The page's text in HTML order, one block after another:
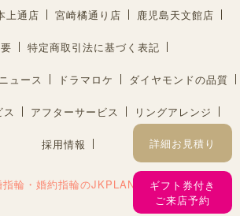
詳細お見積り
ギフト券付き
ご来店予約
上通店 宮崎橘通り店 鹿児島天文館店
特定商取引法に基づく表記
ュース ドラマロケ ダイヤモンドの品質
ス アフターサービス リングアレンジ
採用情報
輪・婚約指輪のJKPLANET®︎